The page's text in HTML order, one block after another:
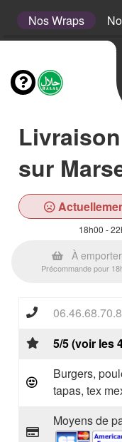
Nos Wraps
sur
18h00 -
À emporter
Précommande pour
5/5 (voir les
Burgers,
tapas, tex
Moyens de